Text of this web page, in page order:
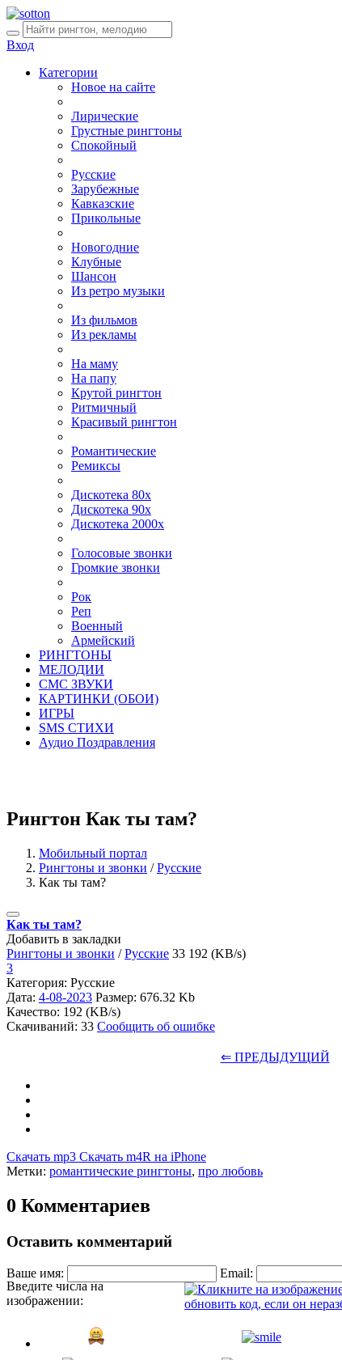
Вход
Категории
Новое на сайте
Лирические
Грустные рингтоны
Спокойный
Русские
Зарубежные
Кавказские
Прикольные
Новогодние
Клубные
Шансон
Из ретро музыки
Из фильмов
Из рекламы
На маму
На папу
Крутой рингтон
Ритмичный
Красивый рингтон
Романтические
Ремиксы
Дискотека 80х
Дискотека 90х
Дискотека 2000х
Голосовые звонки
Громкие звонки
Рок
Реп
Военный
Армейский
РИНГТОНЫ
МЕЛОДИИ
СМС ЗВУКИ
КАРТИНКИ (ОБОИ)
ИГРЫ
SMS СТИХИ
Аудио Поздравления
Рингтон Как ты там?
Мобильный портал
Рингтоны и звонки /Русские
Как ты там?
Как ты там?
Добавить в закладки
Рингтоны и звонки /Русские 33 192 (KB/s)
3
Категория: Русские
Дата: 4-08-2023 Размер: 676.32 Kb
Качество: 192 (KB/s)
Скачиваний: 33 Сообщить об ошибке
⇐ ПРЕДЫДУЩИЙ
Скачать mp3 Скачать m4R на iPhone
Метки: романтические рингтоны, про любовь
0 Комментариев
Оставить комментарий
Ваше имя:
Email:
Введите числа на
изображении: